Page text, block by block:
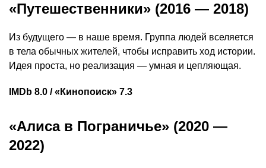
«Путешественники» (2016 — 2018)
Из будущего — в наше время. Группа людей вселяется
в тела обычных жителей, чтобы исправить ход истории.
Идея проста, но реализация — умная и цепляющая.
IMDb 8.0 / «Кинопоиск» 7.3
«Алиса в Пограничье» (2020 —
2022)